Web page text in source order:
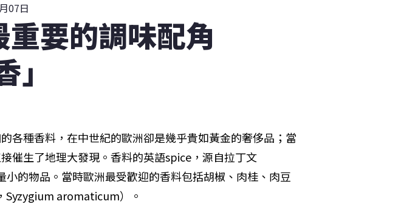
07日
要的調味配角
」
各種香料，在中世紀的歐洲卻是幾乎貴如黃金的奢侈品；當
催生了地理大發現。香料的英語spice，源自拉丁文
小的物品。當時歐洲最受歡迎的香料包括胡椒、肉桂、肉豆
Syzygium aromaticum）。